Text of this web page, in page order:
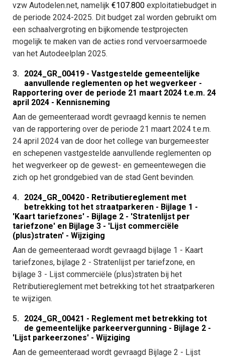
vzw Autodelen.net, namelijk €107.800 exploitatiebudget in
de periode 2024-2025. Dit budget zal worden gebruikt om
een schaalvergroting en bijkomende testprojecten
mogelijk te maken van de acties rond vervoersarmoede
van het Autodeelplan 2025.
3. 2024_GR_00419 - Vastgestelde gemeentelijke
aanvullende reglementen op het wegverkeer -
Rapportering over de periode 21 maart 2024 t.e.m. 24
april 2024 - Kennisneming
Aan de gemeenteraad wordt gevraagd kennis te nemen
van de rapportering over de periode 21 maart 2024 t.e.m.
24 april 2024 van de door het college van burgemeester
en schepenen vastgestelde aanvullende reglementen op
het wegverkeer op de gewest- en gemeentewegen die
zich op het grondgebied van de stad Gent bevinden.
4. 2024_GR_00420 - Retributiereglement met
betrekking tot het straatparkeren - Bijlage 1 -
'Kaart tariefzones' - Bijlage 2 - 'Stratenlijst per
tariefzone' en Bijlage 3 - 'Lijst commerciële
(plus)straten' - Wijziging
Aan de gemeenteraad wordt gevraagd bijlage 1 - Kaart
tariefzones, bijlage 2 - Stratenlijst per tariefzone, en
bijlage 3 - Lijst commerciële (plus)straten bij het
Retributiereglement met betrekking tot het straatparkeren
te wijzigen.
5. 2024_GR_00421 - Reglement met betrekking tot
de gemeentelijke parkeervergunning - Bijlage 2 -
'Lijst parkeerzones' - Wijziging
Aan de gemeenteraad wordt gevraagd Bijlage 2 - Lijst